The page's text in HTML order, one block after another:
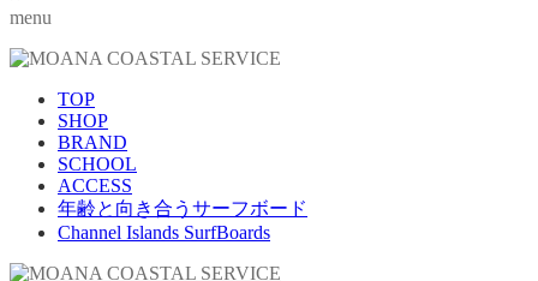
menu
TOP
SHOP
BRAND
SCHOOL
ACCESS
年齢と向き合うサーフボード
Channel Islands SurfBoards